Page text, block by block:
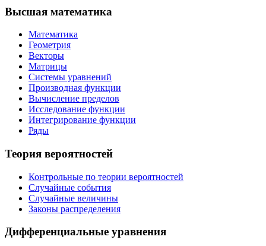
Высшая математика
Математика
Геометрия
Векторы
Матрицы
Системы уравнений
Производная функции
Вычисление пределов
Исследование функции
Интегрирование функции
Ряды
Теория вероятностей
Контрольные по теории вероятностей
Случайные события
Случайные величины
Законы распределения
Дифференциальные уравнения